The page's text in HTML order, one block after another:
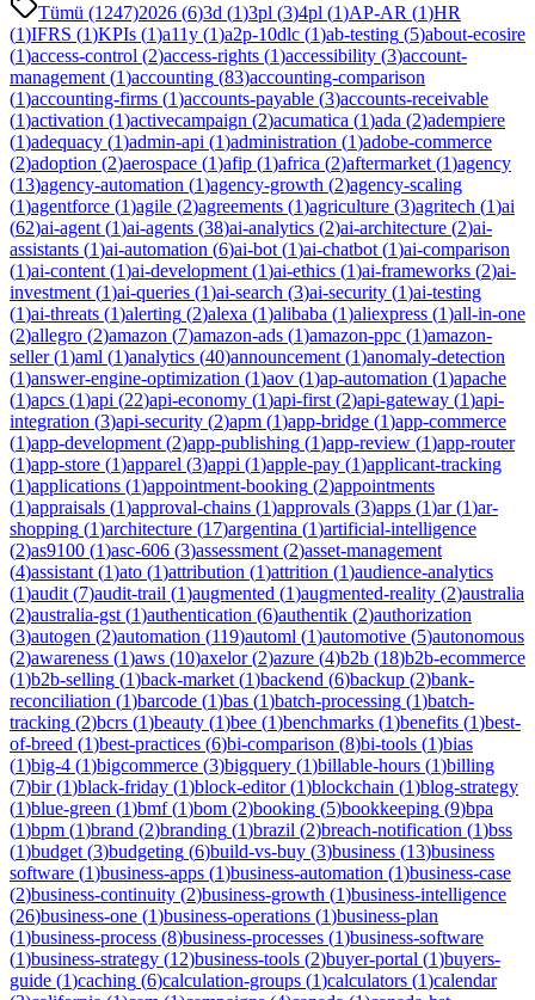
Tümü (1247)2026 (6)3d (1)3pl (3)4pl (1)AP-AR (1)HR
(1)IFRS (1)KPIs (1)a11y (1)a2p-10dlc (1)ab-testing (5)about-ecosire
(1)access-control (2)access-rights (1)accessibility (3)account-
management (1)accounting (83)accounting-comparison
(1)accounting-firms (1)accounts-payable (3)accounts-receivable
(1)activation (1)activecampaign (2)acumatica (1)ada (2)adempiere
(1)adequacy (1)admin-api (1)administration (1)adobe-commerce
(2)adoption (2)aerospace (1)afip (1)africa (2)aftermarket (1)agency
(13)agency-automation (1)agency-growth (2)agency-scaling
(1)agentforce (1)agile (2)agreements (1)agriculture (3)agritech (1)ai
(62)ai-agent (1)ai-agents (38)ai-analytics (2)ai-architecture (2)ai-
assistants (1)ai-automation (6)ai-bot (1)ai-chatbot (1)ai-comparison
(1)ai-content (1)ai-development (1)ai-ethics (1)ai-frameworks (2)ai-
investment (1)ai-queries (1)ai-search (3)ai-security (1)ai-testing
(1)ai-threats (1)alerting (2)alexa (1)alibaba (1)aliexpress (1)all-in-one
(2)allegro (2)amazon (7)amazon-ads (1)amazon-ppc (1)amazon-
seller(1)aml (1)analytics (40)announcement (1)anomaly-detection
(1)answer-engine-optimization (1)aov (1)ap-automation (1)apache
(1)apcs (1)api (22)api-economy (1)api-first (2)api-gateway (1)api-
integration (3)api-security (2)apm (1)app-bridge (1)app-commerce
(1)app-development (2)app-publishing (1)app-review (1)app-router
(1)app-store (1)apparel (3)appi (1)apple-pay (1)applicant-tracking
(1)applications (1)appointment-booking (2)appointments
(1)appraisals (1)approval-chains (1)approvals (3)apps (1)ar(1)ar-
shopping (1)architecture (17)argentina (1)artificial-intelligence
(2)as9100 (1)asc-606 (3)assessment (2)asset-management
(4)assistant (1)ato (1)attribution (1)attrition (1)audience-analytics
(1)audit (7)audit-trail (1)augmented (1)augmented-reality (2)australia
(2)australia-gst (1)authentication (6)authentik (2)authorization
(3)autogen (2)automation (119)automl (1)automotive (5)autonomous
(2)awareness (1)aws (10)axelor(2)azure (4)b2b (18)b2b-ecommerce
(1)b2b-selling (1)back-market (1)backend (6)backup (2)bank-
reconciliation (1)barcode (1)bas (1)batch-processing (1)batch-
tracking (2)bcrs (1)beauty (1)bee (1)benchmarks (1)benefits (1)best-
of-breed (1)best-practices (6)bi-comparison (8)bi-tools (1)bias
(1)big-4 (1)bigcommerce (3)bigquery (1)billable-hours (1)billing
(7)bir(1)black-friday (1)block-editor(1)blockchain (1)blog-strategy
(1)blue-green (1)bmf(1)bom (2)booking (5)bookkeeping (9)bpa
(1)bpm (1)brand (2)branding (1)brazil (2)breach-notification (1)bss
(1)budget (3)budgeting (6)build-vs-buy (3)business (13)business
software (1)business-apps (1)business-automation (1)business-case
(2)business-continuity (2)business-growth (1)business-intelligence
(26)business-one (1)business-operations (1)business-plan
(1)business-process (8)business-processes (1)business-software
(1)business-strategy (12)business-tools (2)buyer-portal (1)buyers-
guide (1)caching (6)calculation-groups (1)calculators (1)calendar